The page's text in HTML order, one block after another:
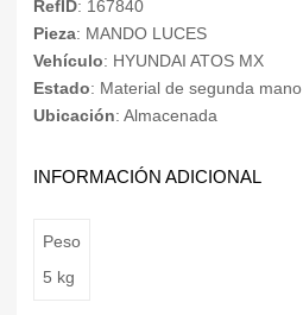
RefID: 167840
Pieza: MANDO LUCES
Vehículo: HYUNDAI ATOS MX
Estado: Material de segunda mano
Ubicación: Almacenada
INFORMACIÓN ADICIONAL
Peso
5 kg